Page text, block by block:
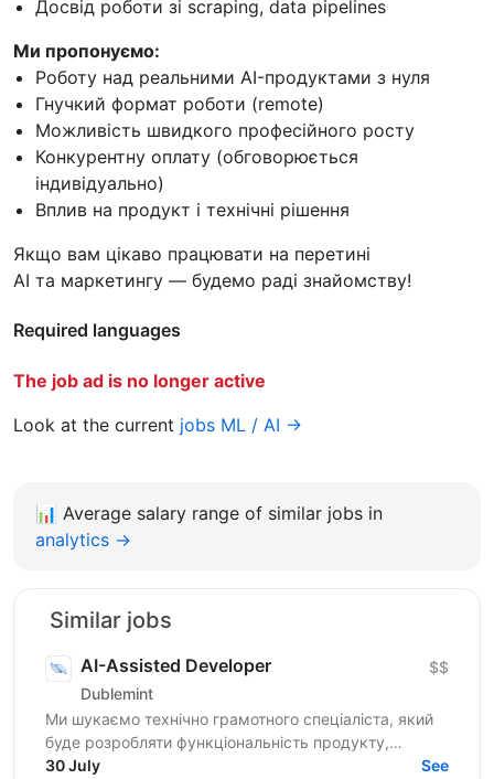
Досвід роботи зі scraping, data pipelines
Ми пропонуємо:
Роботу над реальними AI-продуктами з нуля
Гнучкий формат роботи (remote)
Можливість швидкого професійного росту
Конкурентну оплату (обговорюється
індивідуально)
Вплив на продукт і технічні рішення
Якщо вам цікаво працювати на перетині
AI та маркетингу — будемо раді знайомству!
Required languages
The job ad is no longer active
Look at the current jobs ML / AI →
📊 Average salary range of similar jobs in
analytics →
Similar jobs
AI-Assisted Developer
Dublemint
$$
Ми шукаємо технічно грамотного спеціаліста, який
буде розробляти функціональність продукту,
використовуючи Claude Code як основний
30 July See